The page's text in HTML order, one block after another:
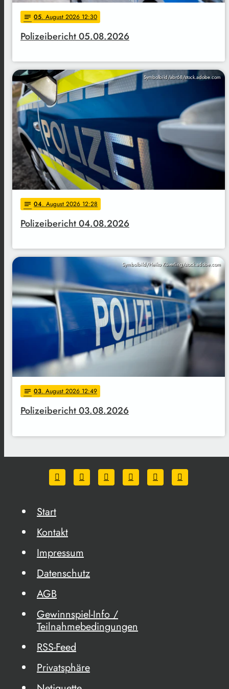
notes 05. August 2026 12:30
Polizeibericht 05.08.2026
Symbolbild/abr68/stock.adobe.com
notes 04. August 2026 12:28
Polizeibericht 04.08.2026
Symbolbild/Heiko Küverling/stock.adobe.com
notes 03. August 2026 12:49
Polizeibericht 03.08.2026
Start
Kontakt
Impressum
Datenschutz
AGB
Gewinnspiel-Info /
Teilnahmebedingungen
RSS-Feed
Privatsphäre